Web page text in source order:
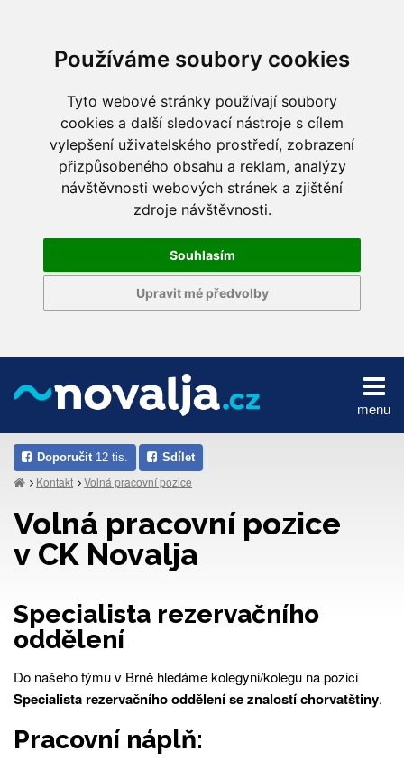
Používáme soubory cookies
Tyto webové stránky používají soubory
cookies a další sledovací nástroje s cílem
vylepšení uživatelského prostředí, zobrazení
přizpůsobeného obsahu a reklam, analýzy
návštěvnosti webových stránek a zjištění
zdroje návštěvnosti.
Souhlasím
Upravit mé předvolby
menu
Doporučit 12 tis. Sdílet
Kontakt Volná pracovní pozice
Volná pracovní pozice
v CK Novalja
Specialista rezervačního
oddělení
Do našeho týmu v Brně hledáme kolegyni/kolegu na pozici
Specialista rezervačního oddělení se znalostí chorvatštiny.
Pracovní náplň: